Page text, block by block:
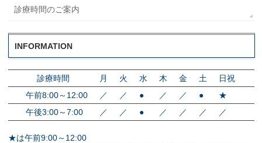
診療時間のご案内
INFORMATION
診療時間 月 火 水 木 金 土
日祝
午前8:00～12:00
／ ／ ● ／ ／ ●
★
午後3:00～7:00
／ ／ ● ／ ／ ／ ／
★は午前9:00～12:00